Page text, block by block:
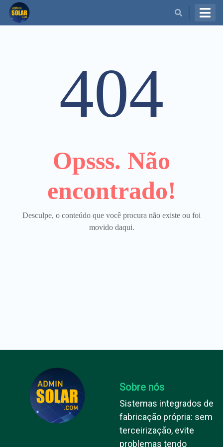
404
Opsss. Não
encontrado!
Desculpe, o conteúdo que você procura não existe ou foi
movido daqui.
Sobre nós
Sistemas integrados de
fabricação própria: sem
terceirização, evite
problemas tendo